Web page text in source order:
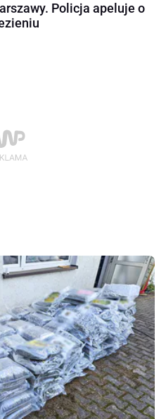
Policja apeluje o